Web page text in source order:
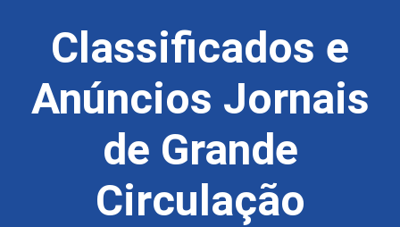
Classificados e
Anúncios Jornais
de Grande
Circulação